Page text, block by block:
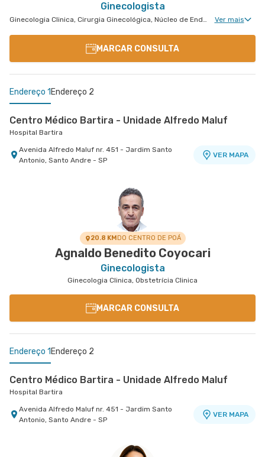
Ginecologista
Ginecologia Clinica, Cirurgia Ginecológica, Núcleo de Endometriose, Cirurgia Oncológica Ginecológica, Cirurgia Robótica Ginecológica, Ginecologia Oncológica, Miomatose Uterina(Miomas), Ginecologia Videohisteroscopia Ver mais
MARCAR CONSULTA
Endereço 1 Endereço 2
Centro Médico Bartira - Unidade Alfredo Maluf
Hospital Bartira
Avenida Alfredo Maluf nr. 451 - Jardim Santo
Antonio, Santo Andre - SP
VER MAPA
Avenida Portugal nr. 875 - Centro, Santo Andre -
20.8 KMDO CENTRO DE POÁ
Agnaldo Benedito Coyocari
Ginecologista
Ginecologia Clinica, Obstetrícia Clinica
MARCAR CONSULTA
Endereço 1 Endereço 2
Centro Médico Bartira - Unidade Alfredo Maluf
Hospital Bartira
Avenida Alfredo Maluf nr. 451 - Jardim Santo
Antonio, Santo Andre - SP
VER MAPA